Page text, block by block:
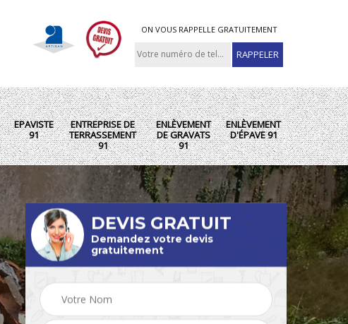
ON VOUS RAPPELLE GRATUITEMENT
EPAVISTE
91
ENTREPRISE DE
TERRASSEMENT
91
ENLÈVEMENT
DE GRAVATS
91
ENLÈVEMENT
D'ÉPAVE 91
DEVIS GRATUIT
Demandez votre devis
gratuitement